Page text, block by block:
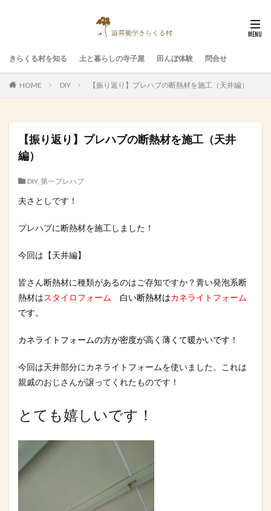
きらくる村を知る 土と暮らしの寺子屋 田んぼ体験 問合せ
HOME DIY 【振り返り】プレハブの断熱材を施工（天井編）
【振り返り】プレハブの断熱材を施工（天井
編）
DIY, 第一プレハブ
夫さとしです！
プレハブに断熱材を施工しました！
今回は【天井編】
皆さん断熱材に種類があるのはご存知ですか？青い発泡系断
熱材はスタイロフォーム 白い断熱材はカネライトフォーム
です。
カネライトフォームの方が密度が高く薄くて暖かいです！
今回は天井部分にカネライトフォームを使いました。これは
親戚のおじさんが譲ってくれたものです！
とても嬉しいです！